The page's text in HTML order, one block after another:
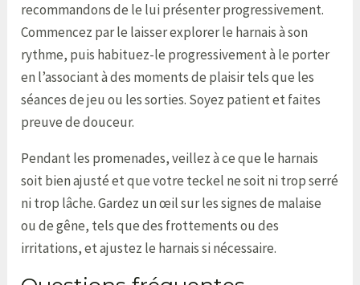
recommandons de le lui présenter progressivement.
Commencez par le laisser explorer le harnais à son
rythme, puis habituez-le progressivement à le porter
en l’associant à des moments de plaisir tels que les
séances de jeu ou les sorties. Soyez patient et faites
preuve de douceur.
Pendant les promenades, veillez à ce que le harnais
soit bien ajusté et que votre teckel ne soit ni trop serré
ni trop lâche. Gardez un œil sur les signes de malaise
ou de gêne, tels que des frottements ou des
irritations, et ajustez le harnais si nécessaire.